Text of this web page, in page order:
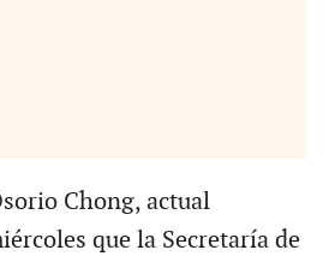
Chong, actual
que la Secretaría de